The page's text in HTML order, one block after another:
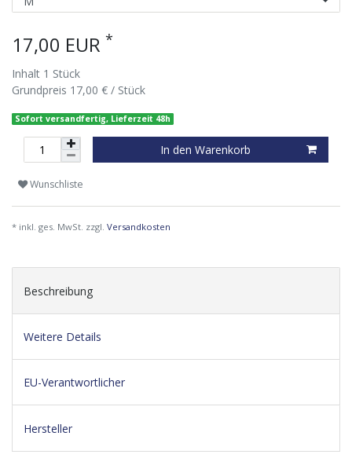
17,00 EUR *
Inhalt 1 Stück
Grundpreis 17,00 € / Stück
Sofort versandfertig, Lieferzeit 48h
In den Warenkorb
Wunschliste
* inkl. ges. MwSt. zzgl. Versandkosten
Beschreibung
Weitere Details
EU-Verantwortlicher
Hersteller